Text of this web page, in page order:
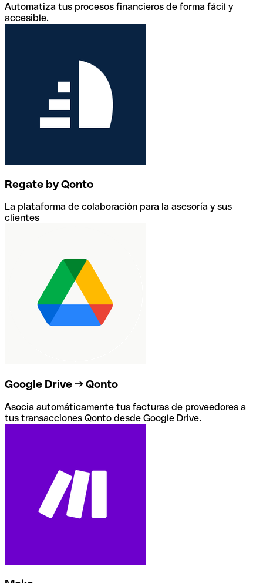
Automatiza tus procesos financieros de forma fácil y
accesible.
Regate by Qonto
La plataforma de colaboración para la asesoría y sus
clientes
Google Drive → Qonto
Asocia automáticamente tus facturas de proveedores a
tus transacciones Qonto desde Google Drive.